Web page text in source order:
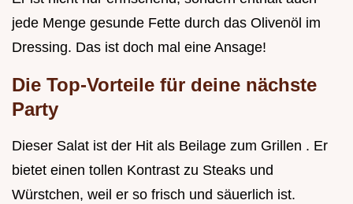
jede Menge gesunde Fette durch das Olivenöl im
Dressing. Das ist doch mal eine Ansage!
Die Top-Vorteile für deine nächste
Party
Dieser Salat ist der Hit als Beilage zum Grillen . Er
bietet einen tollen Kontrast zu Steaks und
Würstchen, weil er so frisch und säuerlich ist.